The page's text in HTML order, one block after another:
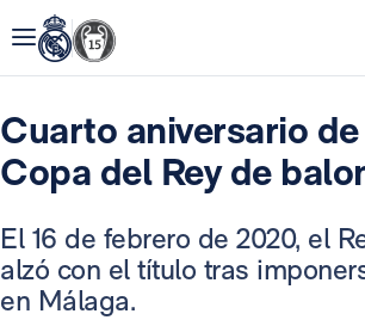
Cuarto aniversario
Copa del Rey de
El 16 de febrero de 2020, el
alzó con el título tras
en Málaga.